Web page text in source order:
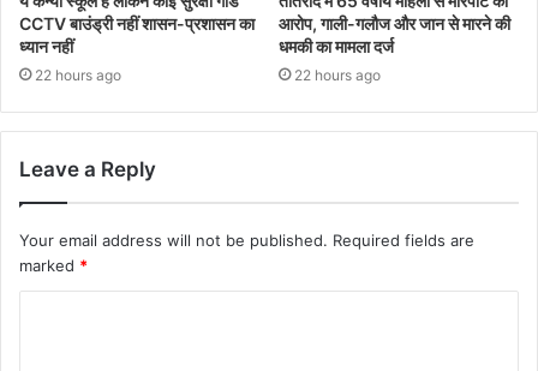
CCTV बाउंड्री नहीं शासन-प्रशासन का
ध्यान नहीं
22 hours ago
आरोप, गाली-गलौज और जान से मारने की
धमकी का मामला दर्ज
22 hours ago
Leave a Reply
Your email address will not be published. Required fields are
marked *